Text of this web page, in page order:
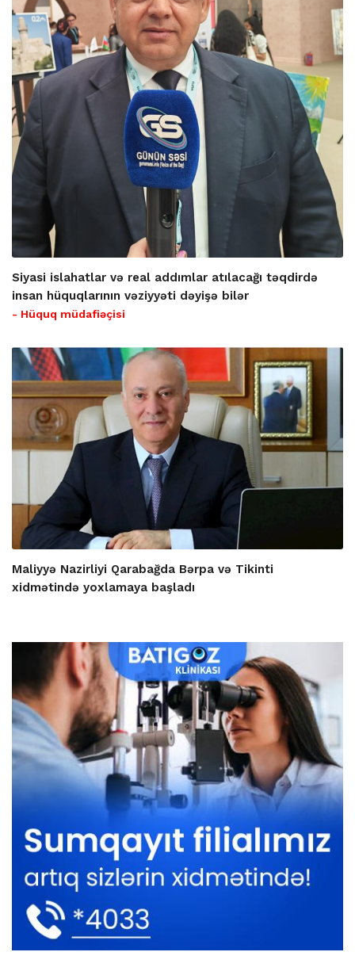
Siyasi islahatlar və real addımlar atılacağı təqdirdə
insan hüquqlarının vəziyyəti dəyişə bilər
- Hüquq müdafiəçisi
Maliyyə Nazirliyi Qarabağda Bərpa və Tikinti
xidmətində yoxlamaya başladı